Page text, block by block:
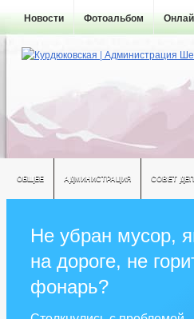
Новости Фотоальбом
ОБЩЕЕ АДМИНИСТРАЦИЯ СОВЕТ
Не убран мусор,
на дороге, не
фонарь?